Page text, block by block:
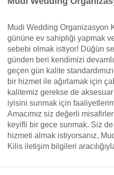
Mudi Wedding Organizasyon
gününe ev sahipliği yapmak
sebebi olmak istiyor! Düğün
günden beri kendimizi
geçen gün kalite
bir hizmet ile ağırlamak için
kalitemiz gerekse de aksesuar
iyisini sunmak için
Amacımız siz değerli
keyifli bir gece sunmak. Siz
hizmeti almak istiyorsanız,
Kilis iletişim bilgileri